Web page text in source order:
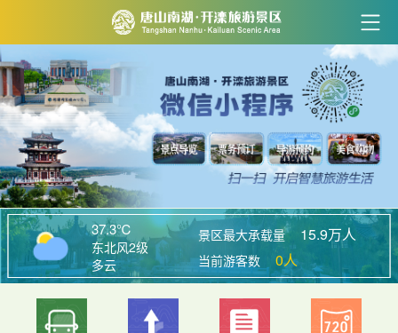
37.3℃
东北风2级
多云
景区最大承载量 15.9万人
当前游客数 0人